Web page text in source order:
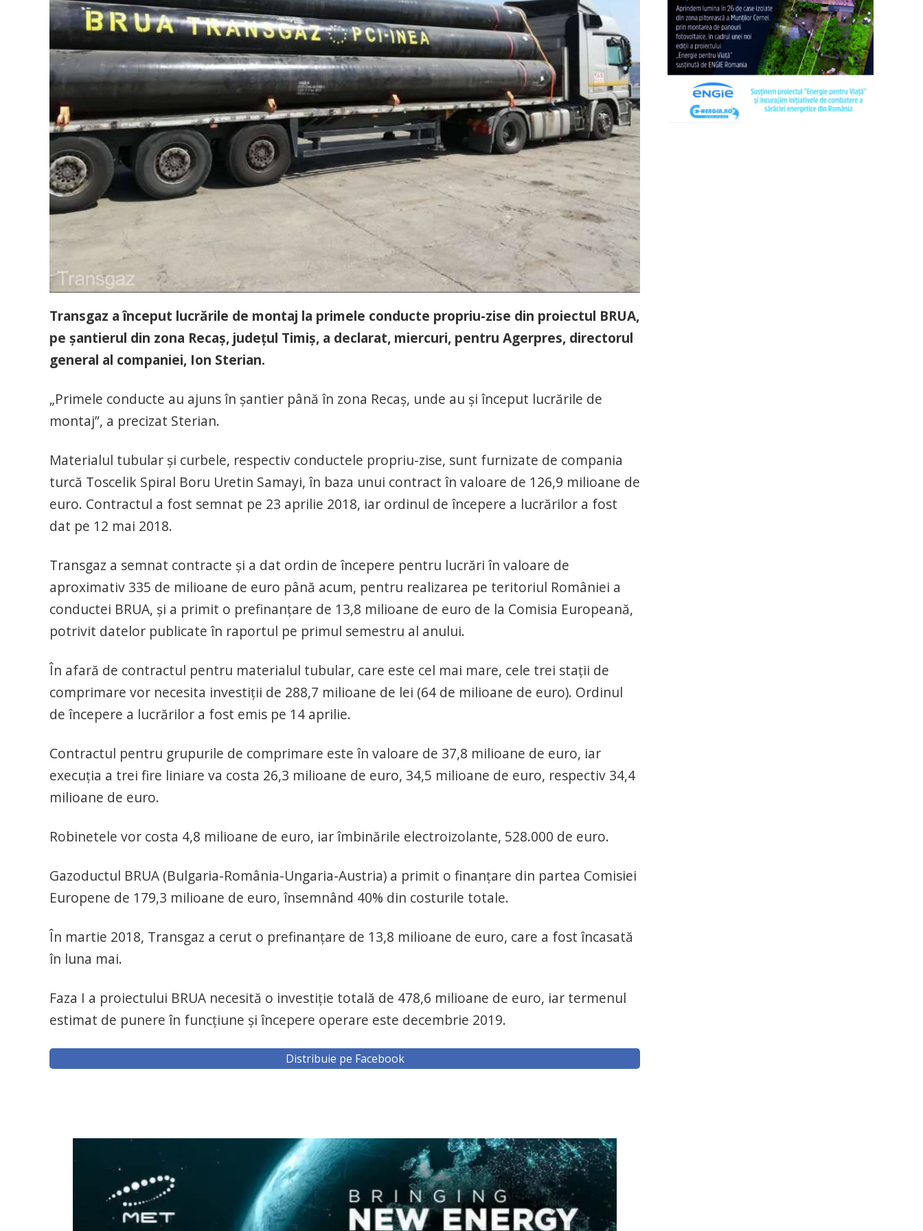
Transgaz a început lucrările de montaj la primele conducte propriu-zise din proiectul BRUA,
pe şantierul din zona Recaş, judeţul Timiş, a declarat, miercuri, pentru Agerpres, directorul
general al companiei, Ion Sterian.
„Primele conducte au ajuns în şantier până în zona Recaş, unde au şi început lucrările de
montaj”, a precizat Sterian.
Materialul tubular şi curbele, respectiv conductele propriu-zise, sunt furnizate de compania
turcă Toscelik Spiral Boru Uretin Samayi, în baza unui contract în valoare de 126,9 milioane de
euro. Contractul a fost semnat pe 23 aprilie 2018, iar ordinul de începere a lucrărilor a fost
dat pe 12 mai 2018.
Transgaz a semnat contracte şi a dat ordin de începere pentru lucrări în valoare de
aproximativ 335 de milioane de euro până acum, pentru realizarea pe teritoriul României a
conductei BRUA, şi a primit o prefinanţare de 13,8 milioane de euro de la Comisia Europeană,
potrivit datelor publicate în raportul pe primul semestru al anului.
În afară de contractul pentru materialul tubular, care este cel mai mare, cele trei staţii de
comprimare vor necesita investiţii de 288,7 milioane de lei (64 de milioane de euro). Ordinul
de începere a lucrărilor a fost emis pe 14 aprilie.
Contractul pentru grupurile de comprimare este în valoare de 37,8 milioane de euro, iar
execuţia a trei fire liniare va costa 26,3 milioane de euro, 34,5 milioane de euro, respectiv 34,4
milioane de euro.
Robinetele vor costa 4,8 milioane de euro, iar îmbinările electroizolante, 528.000 de euro.
Gazoductul BRUA (Bulgaria-România-Ungaria-Austria) a primit o finanţare din partea Comisiei
Europene de 179,3 milioane de euro, însemnând 40% din costurile totale.
În martie 2018, Transgaz a cerut o prefinanţare de 13,8 milioane de euro, care a fost încasată
în luna mai.
Faza I a proiectului BRUA necesită o investiţie totală de 478,6 milioane de euro, iar termenul
estimat de punere în funcţiune şi începere operare este decembrie 2019.
Distribuie pe Facebook